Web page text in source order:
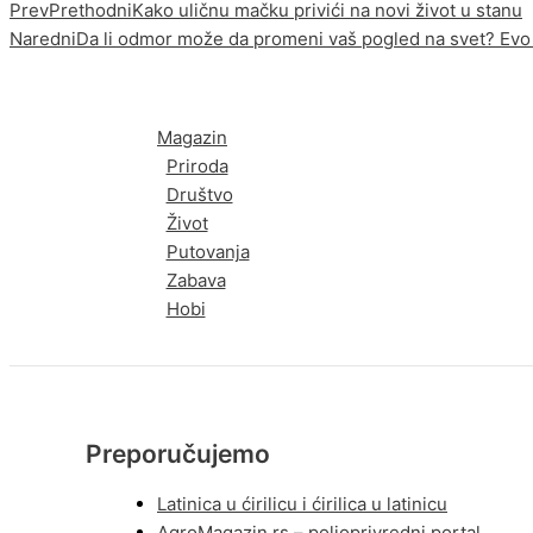
PrevPrethodniKako uličnu mačku privići na novi život u stanu
NaredniDa li odmor može da promeni vaš pogled na svet?
Magazin
Priroda
Društvo
Život
Putovanja
Zabava
Hobi
Preporučujemo
Latinica u ćirilicu i ćirilica u latinicu